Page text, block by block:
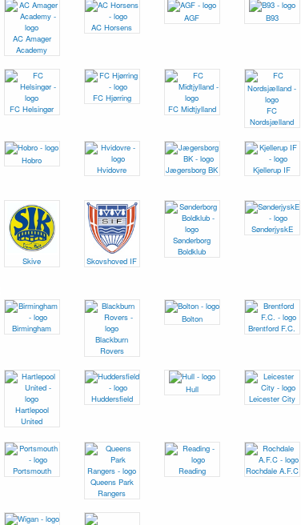
AC Amager
Academy
AC Horsens
AGF
B93
FC Helsingør
FC Hjørring
FC Midtjylland
FC
Nordsjælland
Hobro
Hvidovre
Jægersborg BK Kjellerup IF
Skive Skovshoved IF
Sønderborg
Boldklub
SønderjyskE
Birmingham
Blackburn
Rovers
Bolton
Brentford F.C.
Hartlepool
United
Huddersfield
Hull
Leicester City
Portsmouth
Queens Park
Rangers
Reading
Rochdale A.F.C